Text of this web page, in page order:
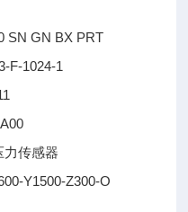
SN GN BX PRT
F-1024-1
力传感器
Y1500-Z300-O